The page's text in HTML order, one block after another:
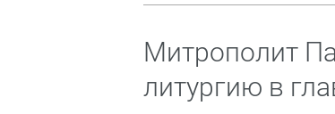
Митрополит
литургию в